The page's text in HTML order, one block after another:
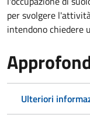
per svolgere
intendono chiedere
Ulteriori